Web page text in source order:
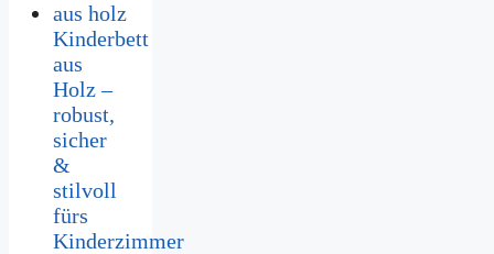
Kinderbett
aus
Holz –
robust,
sicher
&
stilvoll
fürs
Kinderzimmer